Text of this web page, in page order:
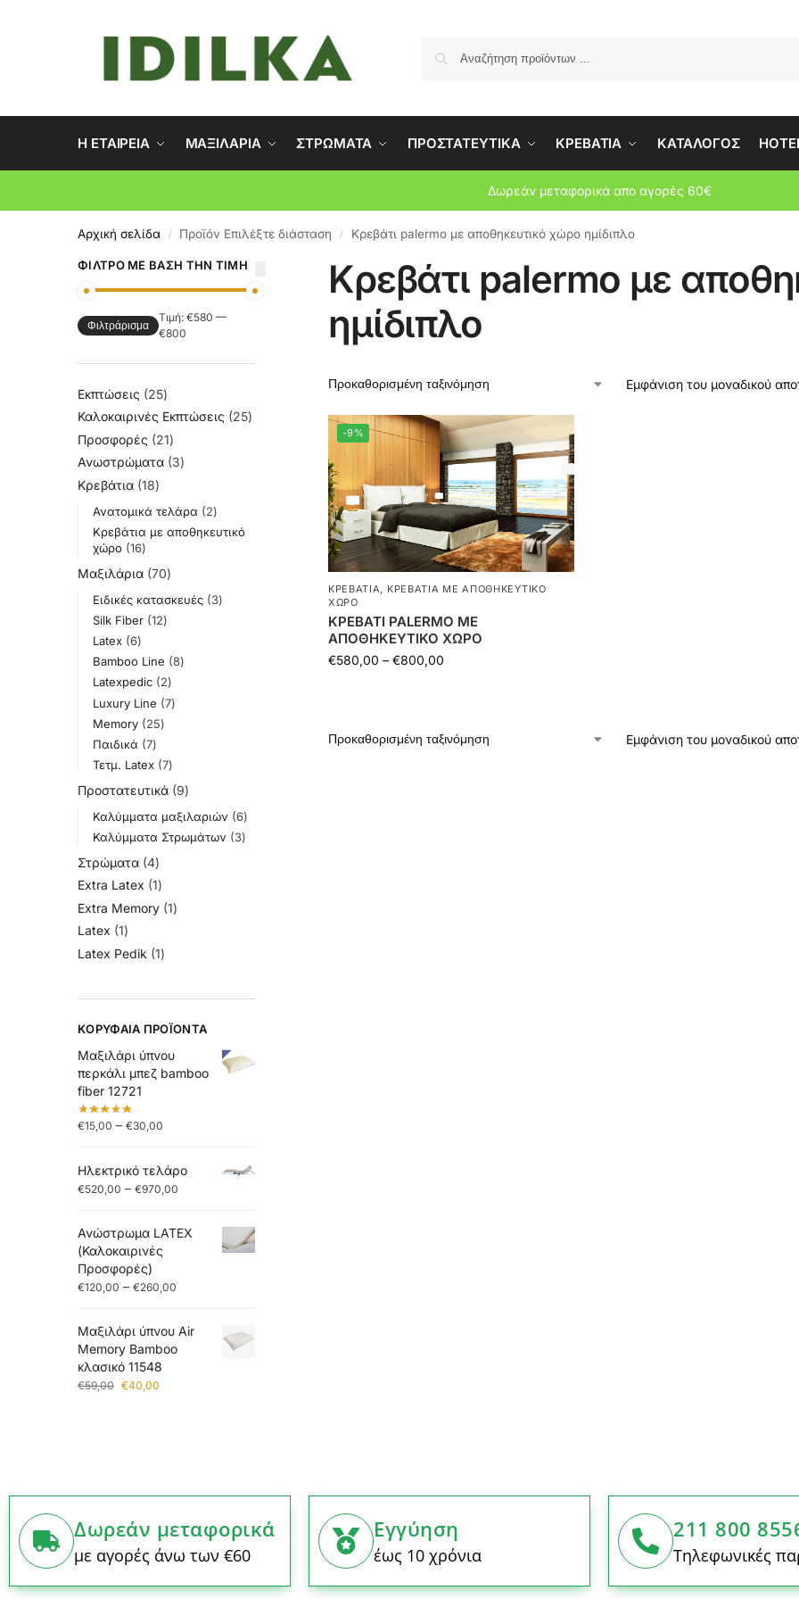
Η ΕΤΑΙΡΕΙΑ ΜΑΞΙΛΑΡΙΑ ΣΤΡΩΜΑΤΑ ΠΡΟΣΤΑΤΕΥΤΙΚΑ ΚΡΕΒΑΤΙΑ ΚΑΤΑΛΟΓΟΣ
Δωρεάν μεταφορικά απο αγορές 60€
Αρχική σελίδα / Προϊόν Επιλέξτε διάσταση / Κρεβάτι palermo με αποθηκευτικό χώρο ημίδιπλο
Κρεβάτι palermo με
ημίδιπλο
Εμφάνιση του μοναδικού
-9%
ΚΡΕΒΆΤΙΑ, ΚΡΕΒΆΤΙΑ ΜΕ ΑΠΟΘΗΚΕΥΤΙΚΌ
ΧΏΡΟ
ΚΡΕΒΑΤΙ PALERMO ΜΕ
ΑΠΟΘΗΚΕΥΤΙΚΟ ΧΩΡΟ
€580,00 – €800,00
Εμφάνιση του μοναδικού
ΦΊΛΤΡΟ ΜΕ ΒΆΣΗ ΤΗΝ ΤΙΜΉ
Φιλτράρισμα
Τιμή: €580 —
€800
Εκπτώσεις
25
Καλοκαιρινές Εκπτώσεις
25
Προσφορές
21
Ανωστρώματα 3
Κρεβάτια 18
Ανατομικά τελάρα
2
Κρεβάτια με αποθηκευτικό
χώρο 16
Μαξιλάρια 70
Ειδικές κατασκευές
3
Silk Fiber 12
Latex 6
Bamboo Line
8
Latexpedic
2
Luxury Line
7
Memory
25
Παιδικά
7
Τετμ. Latex 7
Προστατευτικά 9
Καλύμματα μαξιλαριών
6
Καλύμματα Στρωμάτων
3
Στρώματα 4
Extra Latex 1
Extra Memory 1
Latex 1
Latex Pedik 1
ΚΟΡΥΦΑΊΑ ΠΡΟΪΌΝΤΑ
Μαξιλάρι ύπνου
περκάλι μπεζ bamboo
fiber 12721
€15,00 – €30,00
Ηλεκτρικό τελάρο
€520,00 – €970,00
Ανώστρωμα LATEX
(Καλοκαιρινές
Προσφορές)
€120,00 – €260,00
Mαξιλάρι ύπνου Air
Memory Bamboo
κλασικό 11548
€59,00 €40,00
Δωρεάν μεταφορικά
με αγορές άνω των €60
Εγγύηση
έως 10 χρόνια
211 800
Τηλεφωνικές